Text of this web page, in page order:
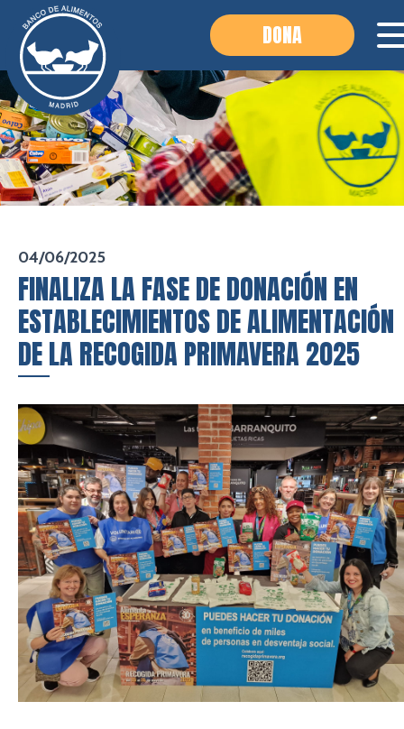
DONA
04/06/2025
FINALIZA LA FASE DE DONACIÓN EN
ESTABLECIMIENTOS DE ALIMENTACIÓN
DE LA RECOGIDA PRIMAVERA 2025